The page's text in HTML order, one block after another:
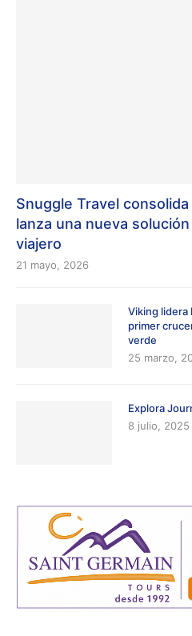
Snuggle Travel
lanza una nueva
viajero
21 mayo, 2026
Viking lidera
primer
verde
25 marzo,
Explora
8 julio, 2025